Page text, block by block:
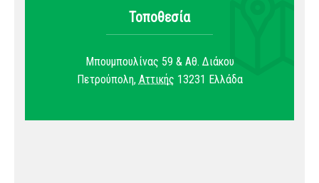
Τοποθεσία
Μπουμπουλίνας 59 & Αθ. Διάκου
Πετρούπολη, Αττικής 13231 Ελλάδα